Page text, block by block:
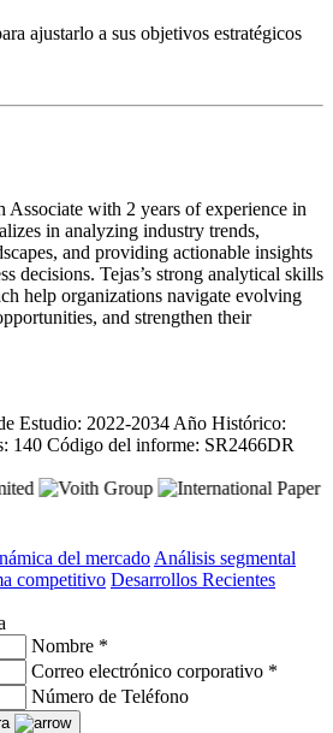
ajustarlo a sus objetivos estratégicos
Associate with 2 years of experience in
in analyzing industry trends,
and providing actionable insights
decisions. Tejas’s strong analytical skills
help organizations navigate evolving
and strengthen their
Estudio: 2022-2034 Año Histórico:
140 Código del informe: SR2466DR
del mercado Análisis segmental
competitivo Desarrollos Recientes
Nombre *
Correo electrónico corporativo *
Número de Teléfono